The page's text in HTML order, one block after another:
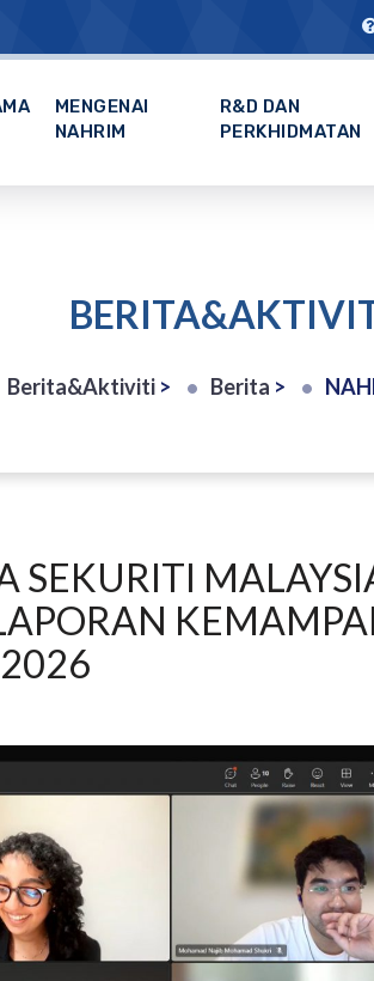
MENGENAI
NAHRIM
R&D DAN
PERKHIDMATAN
Berita&Aktiviti > Berita > NAHRIM DAN
SEKURITI